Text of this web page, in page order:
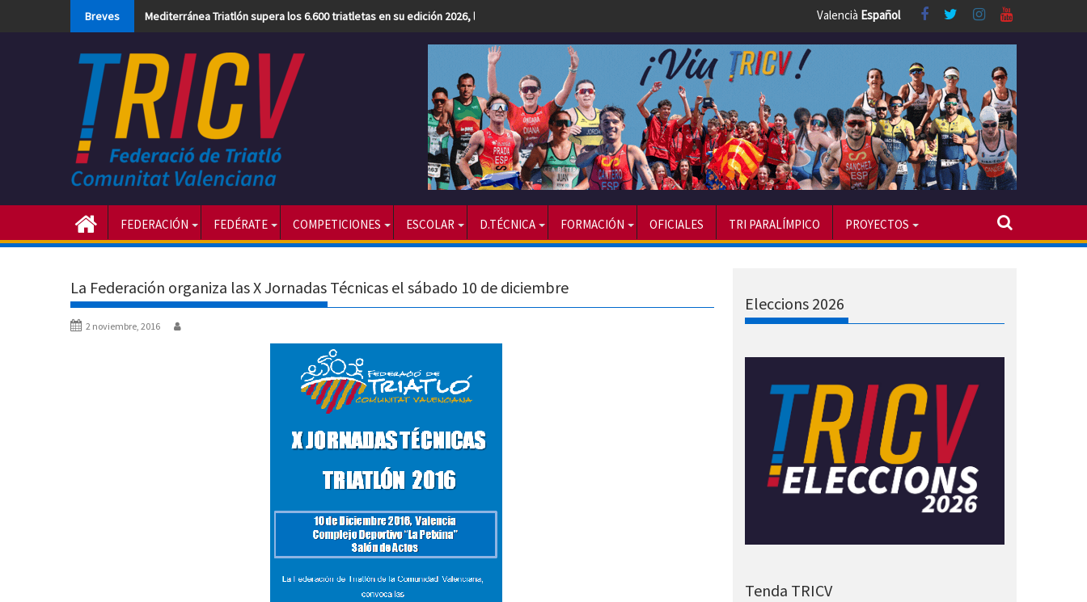
Breves Mediterránea Triatlón supera los 6.600 triatletas en su edición 2026, la más numerosa hasta la fecha Valencià Español
FEDERACIÓN FEDÉRATE COMPETICIONES ESCOLAR D.TÉCNICA FORMACIÓN OFICIALES TRI PARALÍMPICO PROYECTOS
La Federación organiza las X Jornadas Técnicas el sábado 10 de diciembre
2 noviembre, 2016
Eleccions 2026
Tenda TRICV